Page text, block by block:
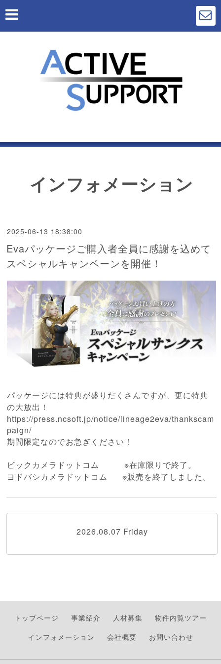
インフォメーション
2025-06-13 18:38:00
Evaパッケージご購入者全員に感謝を込めて
スペシャルキャンペーンを開催！
パッケージには特典が盛りだくさんですが、更に特典
の大放出！
https://press.ncsoft.jp/notice/lineage2eva/thankscam
paign/
期間限定なのでお急ぎください！
ビックカメラドットコム
※在庫限りで終了。
ヨドバシカメラドットコム
※販売を終了しました。
2026.08.07 Friday
トップページ 事業紹介 人材募集
物件内覧ツアー
インフォメーション
会社概要 お問い合わせ